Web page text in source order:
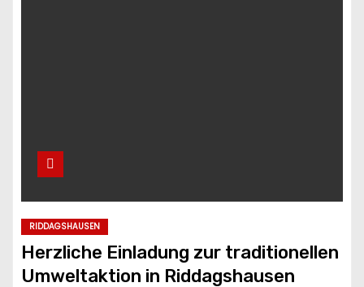
RIDDAGSHAUSEN
Herzliche Einladung zur traditionellen
Umweltaktion in Riddagshausen